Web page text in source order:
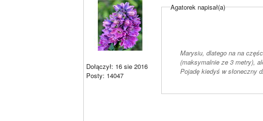
Dołączył: 16 sie 2016
Posty: 14047
Agatorek napisał(a)
Marysiu, dlatego na na
(maksymalnie ze 3 metry),
Pojadę kiedyś w słoneczny